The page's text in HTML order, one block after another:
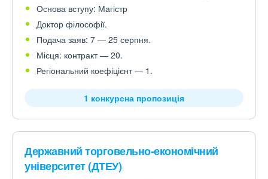
Основа вступу: Магістр
Доктор філософії.
Подача заяв: 7 — 25 серпня.
Місця: контракт — 20.
Регіональний коефіцієнт — 1.
1 конкурсна пропозиція
Державний торговельно-економічний
університет (ДТЕУ)